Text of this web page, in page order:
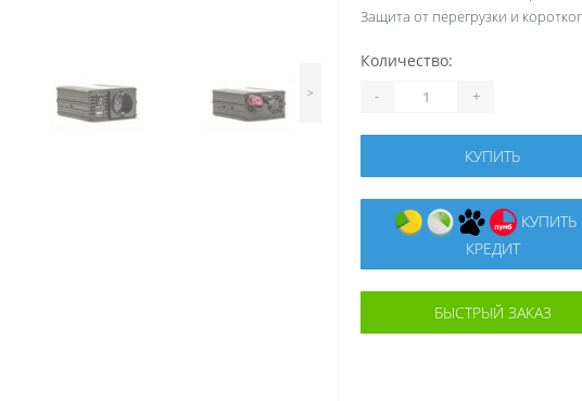
>
Защита от перегрузки и
Количество:
- +
КУПИТЬ
КУПИТЬ В
КРЕДИТ
БЫСТРЫЙ ЗАКАЗ